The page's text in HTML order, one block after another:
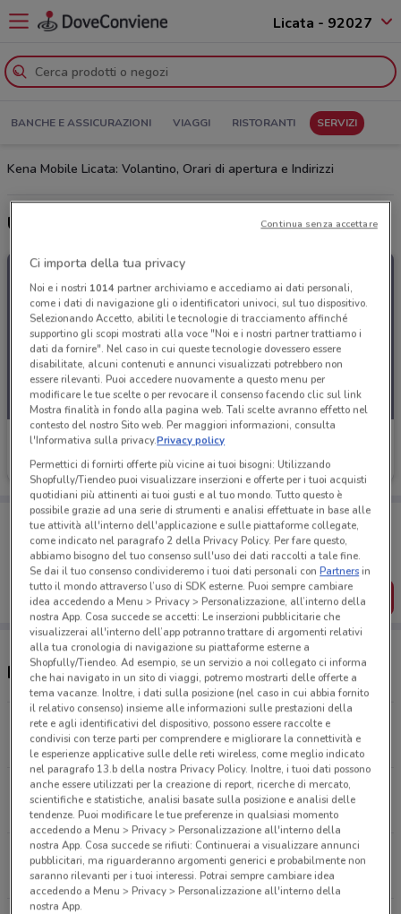
Licata - 92027
BANCHE E ASSICURAZIONI VIAGGI RISTORANTI SERVIZI
Kena Mobile Licata: Volantino, Orari di apertura e Indirizzi
Ultime offerte del volantino Kena Mobile
Kena Mobile
Scade il 02/09
Porta DoveConviene sempre con te!
Puoi trovare le migliori offerte dei negozi vicino a te,
salvarle e creare la tua lista del risparmio, comodamente
dal tuo cellulare.
SCARICA L’APP
Negozi Kena Mobile a Licata
VIA V. EMANUELE 20 Licata
151 m
VIA PRINCIPE DI NAPOLI 1 Licata
480 m
VIA GELA 2 Licata
586 m
Ci importa della tua privacy
Noi e i nostri 1014partner archiviamo e accediamo ai dati personali,
come i dati di navigazione gli o identificatori univoci, sul tuo dispositivo.
Selezionando Accetto, abiliti le tecnologie di tracciamento affinché
supportino gli scopi mostrati alla voce "Noi e i nostri partner trattiamo i
dati da fornire". Nel caso in cui queste tecnologie dovessero essere
disabilitate, alcuni contenuti e annunci visualizzati potrebbero non
essere rilevanti. Puoi accedere nuovamente a questo menu per
modificare le tue scelte o per revocare il consenso facendo clic sul link
Mostra finalità in fondo alla pagina web. Tali scelte avranno effetto nel
contesto del nostro Sito web. Per maggiori informazioni, consulta
l'Informativa sulla privacy.Privacy policy
Permettici di fornirti offerte più vicine ai tuoi bisogni: Utilizzando
Shopfully/Tiendeo puoi visualizzare inserzioni e offerte per i tuoi acquisti
quotidiani più attinenti ai tuoi gusti e al tuo mondo. Tutto questo è
possibile grazie ad una serie di strumenti e analisi effettuate in base alle
tue attività all'interno dell'applicazione e sulle piattaforme collegate,
come indicato nel paragrafo 2 della Privacy Policy. Per fare questo,
abbiamo bisogno del tuo consenso sull'uso dei dati raccolti a tale fine.
Se dai il tuo consenso condivideremo i tuoi dati personali conPartnersin
tutto il mondo attraverso l’uso di SDK esterne. Puoi sempre cambiare
idea accedendo a Menu > Privacy > Personalizzazione, all’interno della
nostra App. Cosa succede se accetti: Le inserzioni pubblicitarie che
visualizzerai all'interno dell’app potranno trattare di argomenti relativi
alla tua cronologia di navigazione su piattaforme esterne a
Shopfully/Tiendeo. Ad esempio, se un servizio a noi collegato ci informa
che hai navigato in un sito di viaggi, potremo mostrarti delle offerte a
tema vacanze. Inoltre, i dati sulla posizione (nel caso in cui abbia fornito
il relativo consenso) insieme alle informazioni sulle prestazioni della
rete e agli identificativi del dispositivo, possono essere raccolte e
condivisi con terze parti per comprendere e migliorare la connettività e
le esperienze applicative sulle delle reti wireless, come meglio indicato
nel paragrafo 13.b della nostra Privacy Policy. Inoltre, i tuoi dati possono
anche essere utilizzati per la creazione di report, ricerche di mercato,
scientifiche e statistiche, analisi basate sulla posizione e analisi delle
tendenze. Puoi modificare le tue preferenze in qualsiasi momento
accedendo a Menu > Privacy > Personalizzazione all'interno della
nostra App. Cosa succede se rifiuti: Continuerai a visualizzare annunci
pubblicitari, ma riguarderanno argomenti generici e probabilmente non
saranno rilevanti per i tuoi interessi. Potrai sempre cambiare idea
accedendo a Menu > Privacy > Personalizzazione all'interno della
nostra App.
Continua senza accettare